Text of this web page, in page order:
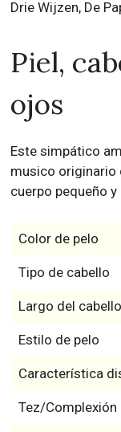
Drie Wijzen, De
Piel,
ojos
Este simpático
musico originario
cuerpo pequeño
Color de pelo
Tipo de cabello
Largo del cabello
Estilo de pelo
Característica
Tez/Complexión